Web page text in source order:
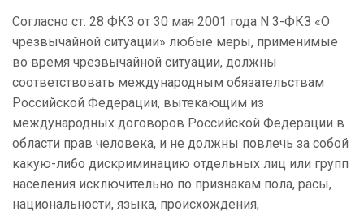
Согласно ст. 28 ФКЗ от 30 мая 2001 года N 3-ФКЗ «О
чрезвычайной ситуации» любые меры, применимые
во время чрезвычайной ситуации, должны
соответствовать международным обязательствам
Российской Федерации, вытекающим из
международных договоров Российской Федерации в
области прав человека, и не должны повлечь за собой
какую-либо дискриминацию отдельных лиц или групп
населения исключительно по признакам пола, расы,
национальности, языка, происхождения,